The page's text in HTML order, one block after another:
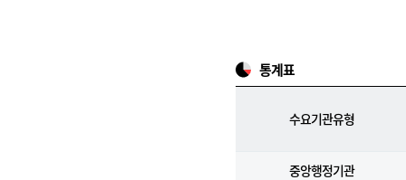
통계표
수요기관유형
중앙행정기관